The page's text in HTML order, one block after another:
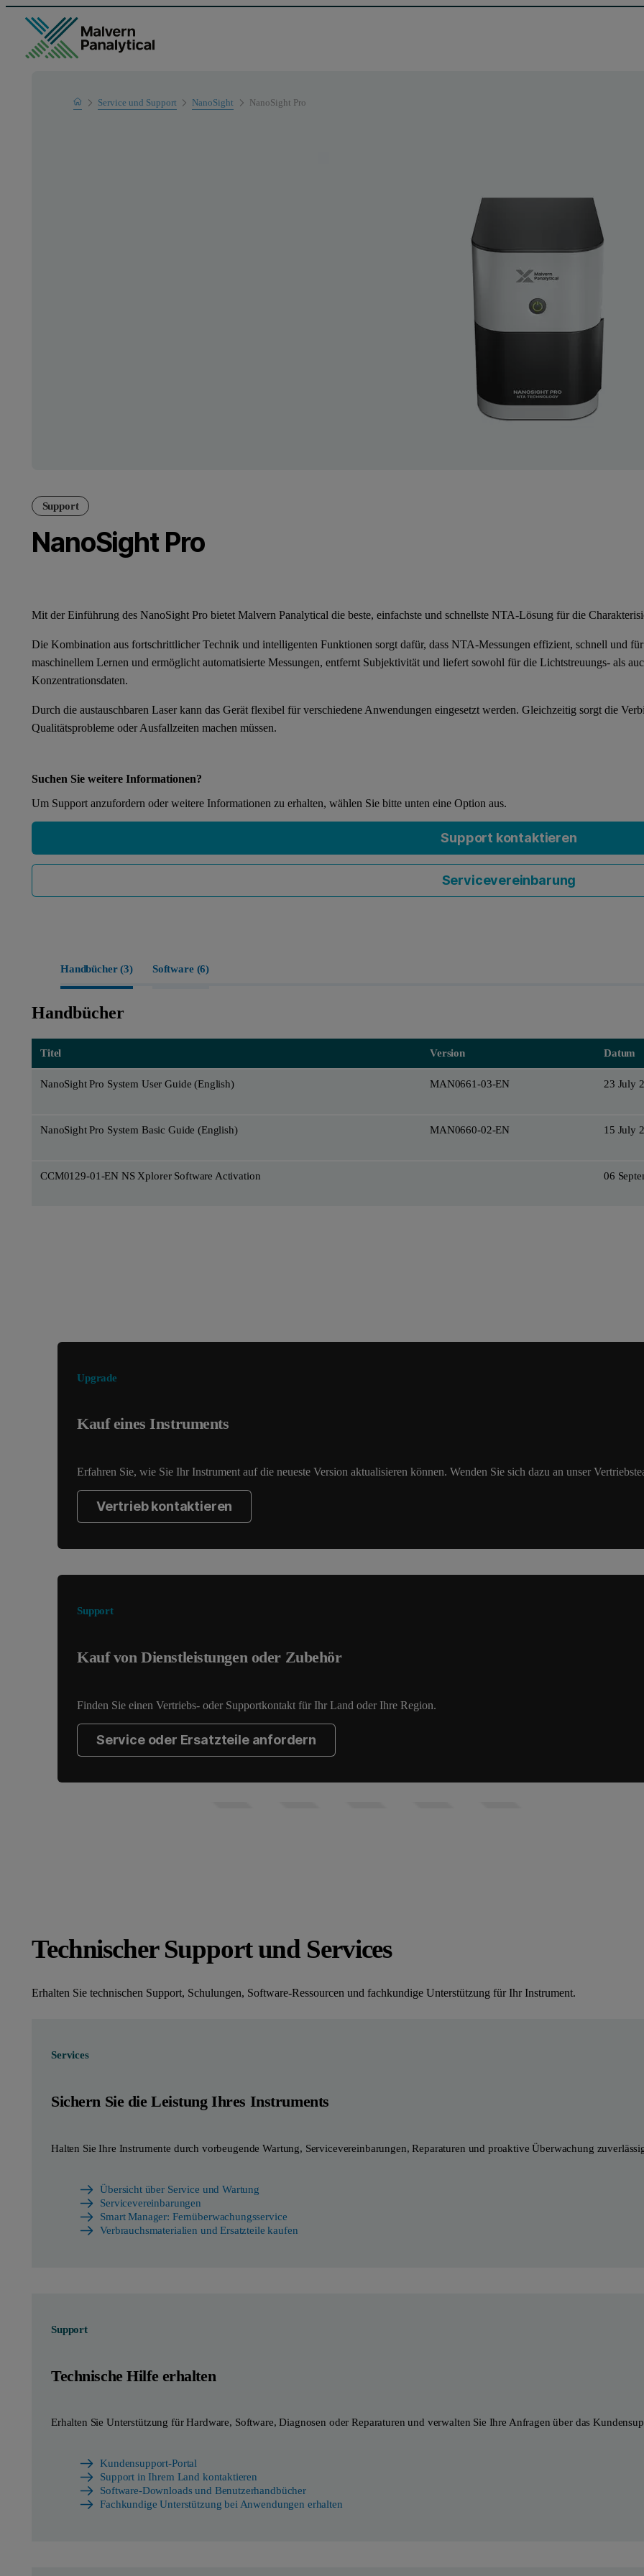
HomeService und Support
Produkt-Support
NanoSight NanoSight Pro
Support
NanoSight Pro
Mit der Einführung des NanoSight Pro bietet Malvern Panalytical die beste, einfachste und schnellste NTA-Lösung für die
Die Kombination aus fortschrittlicher Technik und intelligenten Funktionen sorgt dafür, dass NTA-Messungen effizient, schnell und
maschinellem Lernen und ermöglicht automatisierte Messungen, entfernt Subjektivität und liefert sowohl für die Lichtstreuungs- als
Konzentrationsdaten.
Durch die austauschbaren Laser kann das Gerät flexibel für verschiedene Anwendungen eingesetzt werden. Gleichzeitig sorgt die
Qualitätsprobleme oder Ausfallzeiten machen müssen.
Suchen Sie weitere Informationen?
Um Support anzufordern oder weitere Informationen zu erhalten, wählen Sie bitte unten eine Option aus.
Support kontaktieren
Servicevereinbarung
Handbücher (3) Software (6)
Handbücher
Titel Version Datum
NanoSight Pro System User Guide (English) MAN0661-03-EN 23 July
NanoSight Pro System Basic Guide (English) MAN0660-02-EN 15 July
CCM0129-01-EN NS Xplorer Software Activation 06
Upgrade
Kauf eines Instruments
Erfahren Sie, wie Sie Ihr Instrument auf die neueste Version aktualisieren können. Wenden Sie sich dazu an unser
Vertrieb kontaktieren
Support
Kauf von Dienstleistungen oder Zubehör
Finden Sie einen Vertriebs- oder Supportkontakt für Ihr Land oder Ihre Region.
Service oder Ersatzteile anfordern
Technischer Support und Services
Erhalten Sie technischen Support, Schulungen, Software-Ressourcen und fachkundige Unterstützung für Ihr Instrument.
Services
Sichern Sie die Leistung Ihres Instruments
Halten Sie Ihre Instrumente durch vorbeugende Wartung, Servicevereinbarungen, Reparaturen und proaktive Überwachung
Übersicht über Service und Wartung
Servicevereinbarungen
Smart Manager: Fernüberwachungsservice
Verbrauchsmaterialien und Ersatzteile kaufen
Support
Technische Hilfe erhalten
Erhalten Sie Unterstützung für Hardware, Software, Diagnosen oder Reparaturen und verwalten Sie Ihre Anfragen über das
Kundensupport-Portal
Support in Ihrem Land kontaktieren
Software-Downloads und Benutzerhandbücher
Fachkundige Unterstützung bei Anwendungen erhalten